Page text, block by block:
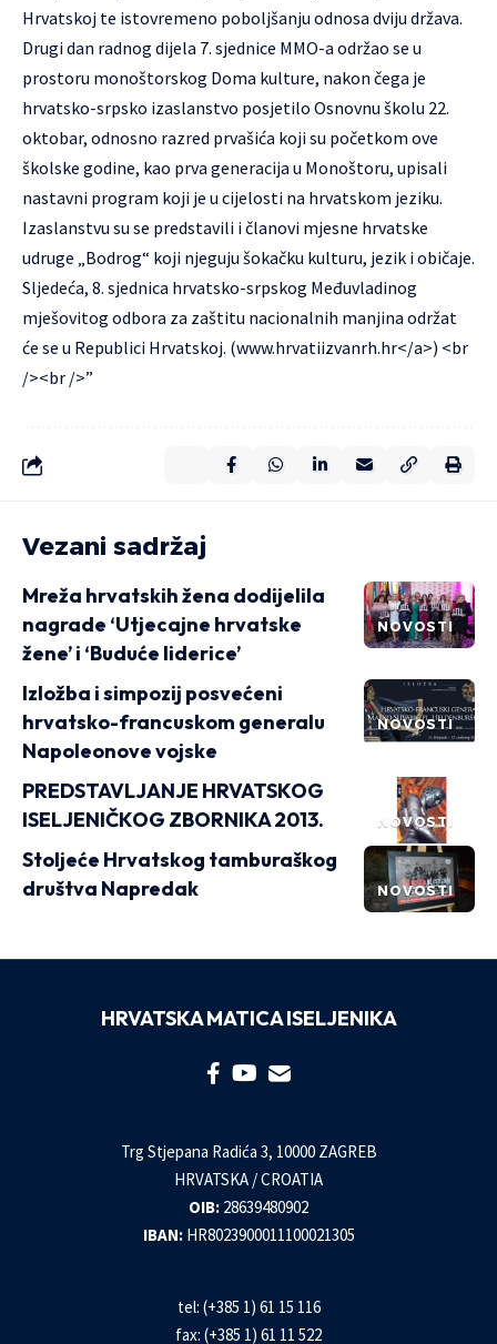
Hrvatskoj te istovremeno poboljšanju odnosa dviju država.
Drugi dan radnog dijela 7. sjednice MMO-a održao se u
prostoru monoštorskog Doma kulture, nakon čega je
hrvatsko-srpsko izaslanstvo posjetilo Osnovnu školu 22.
oktobar, odnosno razred prvašića koji su početkom ove
školske godine, kao prva generacija u Monoštoru, upisali
nastavni program koji je u cijelosti na hrvatskom jeziku.
Izaslanstvu su se predstavili i članovi mjesne hrvatske
udruge „Bodrog“ koji njeguju šokačku kulturu, jezik i običaje.
Sljedeća, 8. sjednica hrvatsko-srpskog Međuvladinog
mješovitog odbora za zaštitu nacionalnih manjina održat
će se u Republici Hrvatskoj. (www.hrvatiizvanrh.hr</a>) <br
/><br />”
Vezani sadržaj
NOVOSTI
Mreža hrvatskih žena dodijelila
nagrade ‘Utjecajne hrvatske
žene’ i ‘Buduće liderice’
NOVOSTI
Izložba i simpozij posvećeni
hrvatsko-francuskom generalu
Napoleonove vojske
NOVOSTI
PREDSTAVLJANJE HRVATSKOG
ISELJENIČKOG ZBORNIKA 2013.
NOVOSTI
Stoljeće Hrvatskog tamburaškog
društva Napredak
HRVATSKA MATICA ISELJENIKA
Trg Stjepana Radića 3, 10000 ZAGREB
HRVATSKA / CROATIA
OIB: 28639480902
IBAN: HR8023900011100021305
tel: (+385 1) 61 15 116
fax: (+385 1) 61 11 522